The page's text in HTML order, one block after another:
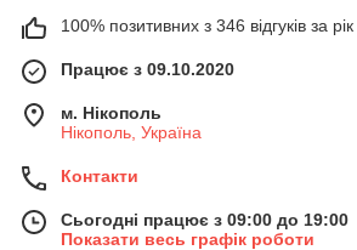
100% позитивних з 346 відгуків за рік
Працює з 09.10.2020
м. Нікополь
Нікополь, Україна
Контакти
Сьогодні працює з 09:00 до 19:00
Показати весь графік роботи